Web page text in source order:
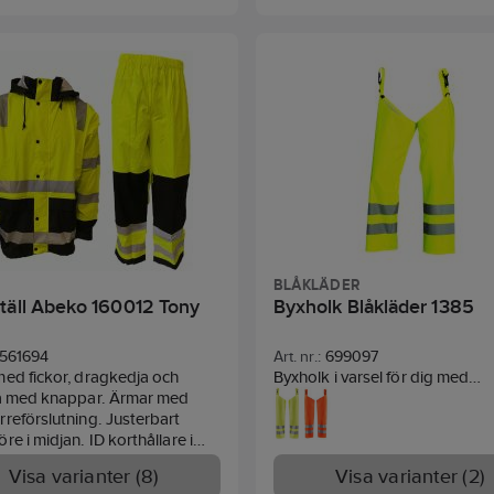
Abeko 160012 Tony
561694
fickor, dragkedja och
med knappar. Ärmar med
Justerbart
i midjan. ID korthållare i
och huva. Byxor med
i midjan och justerbar
Visa varianter (8)
BLÅKLÄDER
Byxholk Blåkläder 1385
Art. nr.: 699097
Byxholk i varsel för dig med
arbetsuppgifter som kräver ett
och smidigt regnplagg. Den är
och vattentät och har svetsad
sömmar samt är försedd med
karbinhake i plast, som kan
Visa varianter (2)